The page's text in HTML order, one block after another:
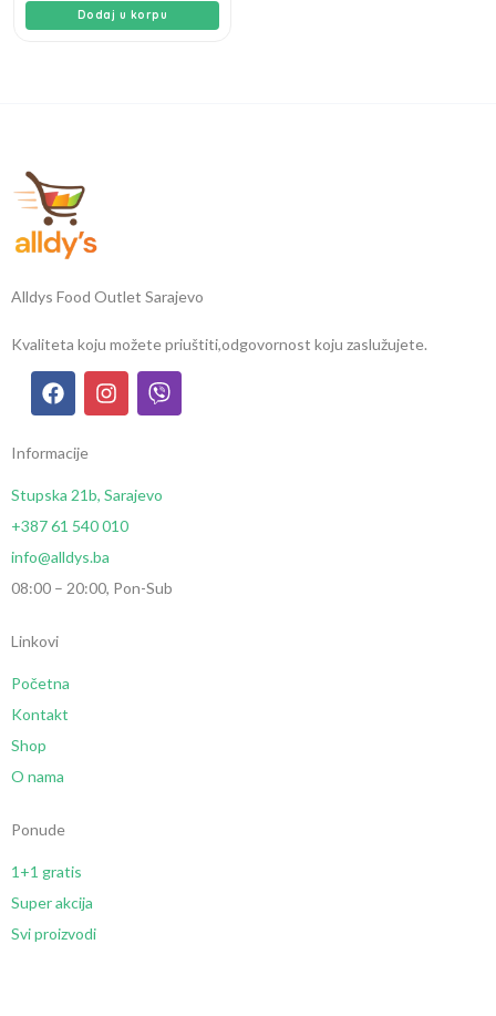
Dodaj u korpu
Alldys Food Outlet Sarajevo
Kvaliteta koju možete priuštiti,odgovornost koju zaslužujete.
Informacije
Stupska 21b, Sarajevo
+387 61 540 010
info@alldys.ba
08:00 – 20:00, Pon-Sub
Linkovi
Početna
Kontakt
Shop
O nama
Ponude
1+1 gratis
Super akcija
Svi proizvodi